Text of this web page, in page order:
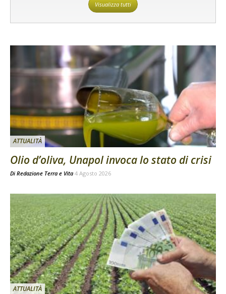
Visualizza tutti
ATTUALITÀ
Olio d’oliva, Unapol invoca lo stato di crisi
Di Redazione Terra e Vita 4 Agosto 2026
ATTUALITÀ